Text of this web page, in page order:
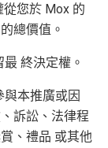
您於 Mox 的
總價值。
終決定權。
本推廣或因
訴訟、法律程
、禮品 或其他